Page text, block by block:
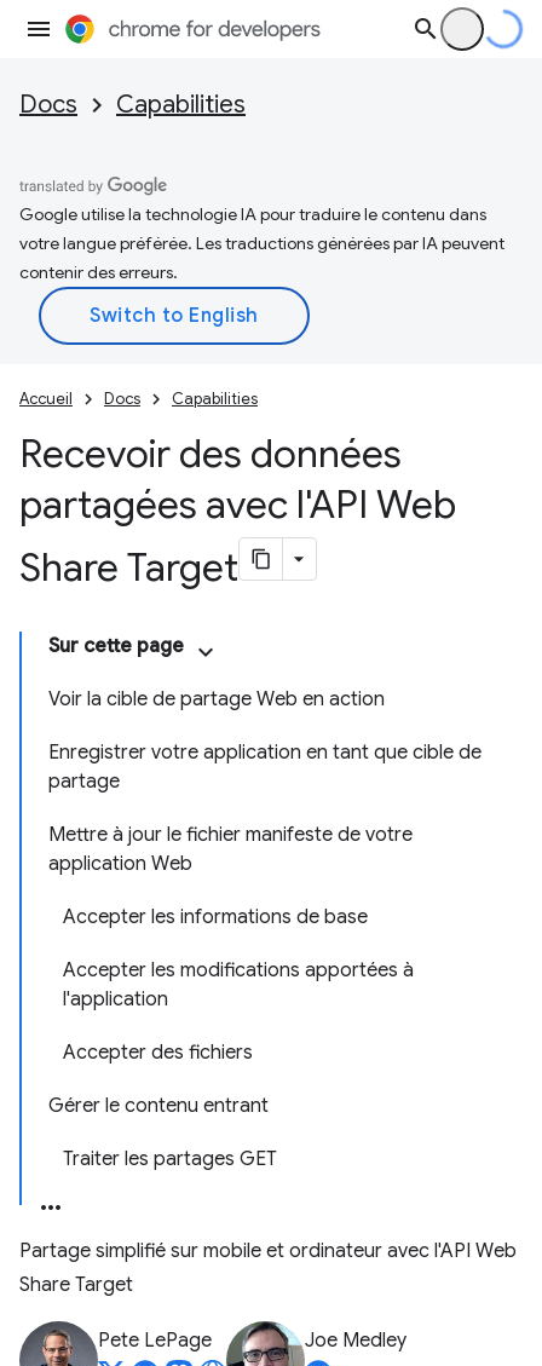
Docs Capabilities
Google utilise la technologie IA pour traduire le contenu dans
votre langue préférée. Les traductions générées par IA peuvent
contenir des erreurs.
Accueil Docs Capabilities
Recevoir des données
partagées avec l'API Web
Share Target
Sur cette page
Voir la cible de partage Web en action
Enregistrer votre application en tant que cible de
partage
Mettre à jour le fichier manifeste de votre
application Web
Accepter les informations de base
Accepter les modifications apportées à
l'application
Accepter des fichiers
Gérer le contenu entrant
Traiter les partages GET
Partage simplifié sur mobile et ordinateur avec l'API Web
Share Target
Pete LePage Joe Medley